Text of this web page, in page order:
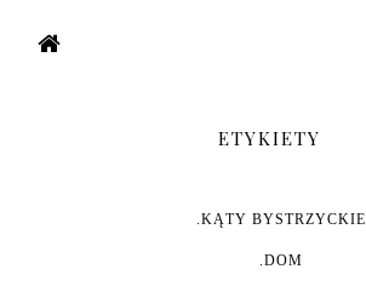
ETYKIETY
.KĄTY BYSTRZYCKIE
.DOM